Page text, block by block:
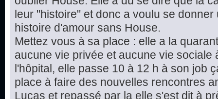
leur "histoire" et donc a voulu se
histoire d'amour sans House.
Mettez vous à sa place : elle a la
aucune vie privée et aucune vie sociale
l'hôpital, elle passe 10 à 12 h à son job
place à faire des nouvelles rencontres
Lucas et repassé par la elle s'est dit à